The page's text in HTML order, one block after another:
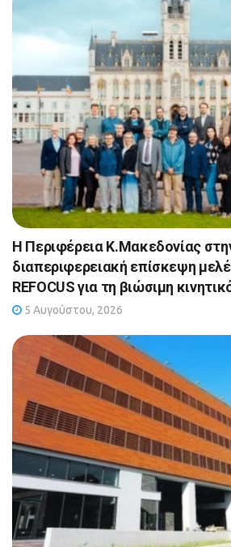
Η Περιφέρεια Κ.Μακεδονίας
διαπεριφερειακή επίσκεψη
REFOCUS για τη βιώσιμη
5 Αυγούστου, 2026